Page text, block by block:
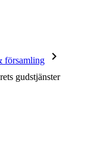
församling keyboard_arrow_right
gudstjänster